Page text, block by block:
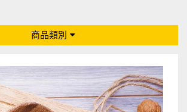
陽光聚所
聯絡我們
商品類別
專利足弓鞋墊
arc日本專家空氣淨化神盾